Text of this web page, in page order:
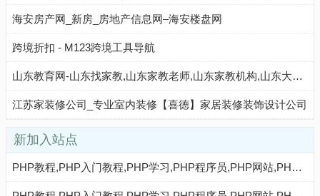
海安房产网_新房_房地产信息网–海安楼盘网
跨境折扣 - M123跨境工具导航
山东教育网-山东找家教,山东家教老师,山东家教机构,山东大学生家教,山东家教中心
江苏家装修公司_专业室内装修【喜德】家居装修装饰设计公司
新加入站点
PHP教程,PHP入门教程,PHP学习,PHP程序员,PHP网站,PHP视频教程,Mysql教程,CMS教程,AI秒收录 - AI秒收录